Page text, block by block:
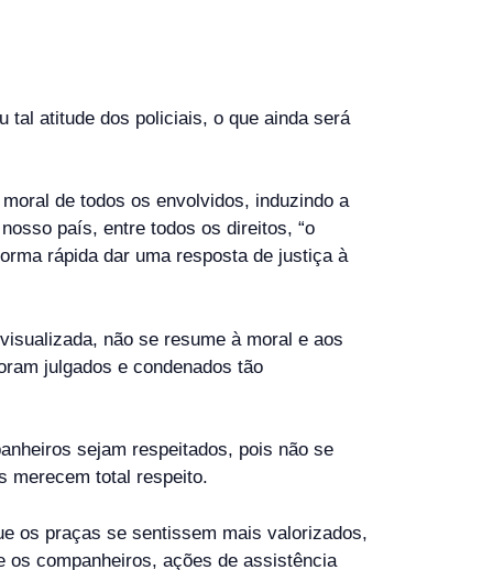
tal atitude dos policiais, o que ainda será
de todos os envolvidos, induzindo a
país, entre todos os direitos, “o
rápida dar uma resposta de justiça à
não se resume à moral e aos
julgados e condenados tão
sejam respeitados, pois não se
merecem total respeito.
os praças se sentissem mais valorizados,
os companheiros, ações de assistência